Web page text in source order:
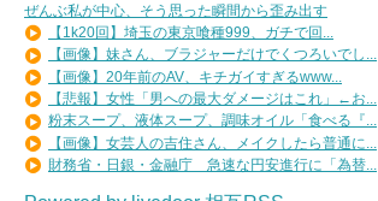
ぜんぶ私が中心、そう思った瞬間から歪み出す
【1k20回】埼玉の東京喰種999、ガチで回...
【画像】妹さん、ブラジャーだけでくつろいでし...
【画像】20年前のAV、キチガイすぎるwww...
【悲報】女性「男への最大ダメージはこれ」←お...
粉末スープ、液体スープ、調味オイル「食べる『...
【画像】女芸人の吉住さん、メイクしたら普通に...
財務省・日銀・金融庁 急速な円安進行に「為替...